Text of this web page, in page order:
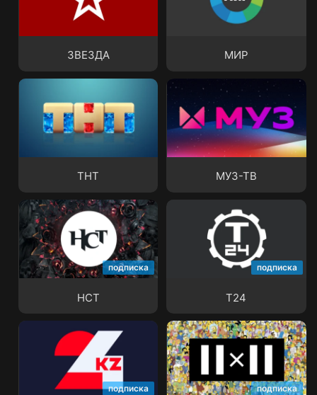
ЗВЕЗДА МИР
ТНТ
МУЗ-ТВ
МУЗ-ТВ
подписка
НСТ
НСТ
подписка
Т24
подписка подписка
2x2